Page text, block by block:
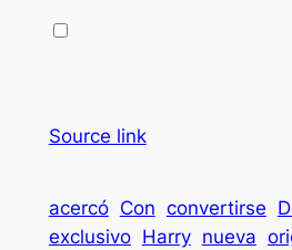
Source link
acercó Con convertirse
exclusivo Harry nueva